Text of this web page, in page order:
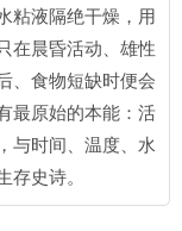
粘液隔绝干燥，用
在晨昏活动、雄性
、食物短缺时便会
最原始的本能：活
与时间、温度、水
存史诗。